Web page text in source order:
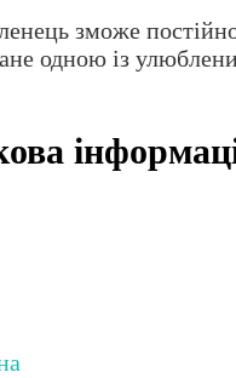
зможе
одною із